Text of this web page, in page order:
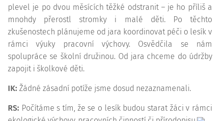
plevel je po dvou měsících těžké odstranit – je ho příliš a
mnohdy přerostl stromky i malé děti. Po těchto
zkušenostech plánujeme od jara koordinovat péči o lesík v
rámci výuky pracovní výchovy. Osvědčila se nám
spolupráce se školní družinou. Od jara chceme do údržby
zapojit i školkové děti.
IK: Žádné zásadní potíže jsme dosud nezaznamenali.
RS: Počítáme s tím, že se o lesík budou starat žáci v rámci